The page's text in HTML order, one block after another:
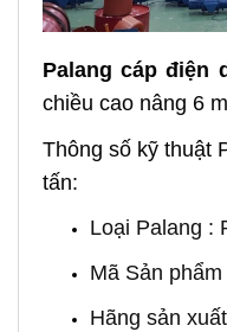
Palang cáp điện
chiều cao nâng 6
Thông số kỹ thuật
tấn:
Loại Palang :
Mã Sản
Hãng sản